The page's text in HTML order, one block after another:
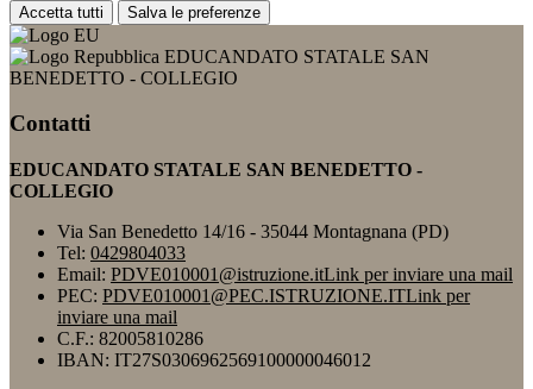
Accetta tutti Salva le preferenze
EDUCANDATO STATALE SAN
BENEDETTO - COLLEGIO
Contatti
EDUCANDATO STATALE SAN BENEDETTO -
COLLEGIO
Via San Benedetto 14/16 - 35044 Montagnana (PD)
Tel: 0429804033
Email: PDVE010001@istruzione.itLink per inviare una mail
PEC: PDVE010001@PEC.ISTRUZIONE.ITLink per
inviare una mail
C.F.: 82005810286
IBAN: IT27S0306962569100000046012